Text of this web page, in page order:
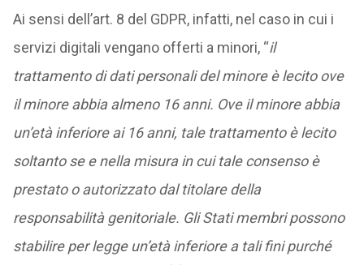
Ai sensi dell’art. 8 del GDPR, infatti, nel caso in cui i
servizi digitali vengano offerti a minori, “il
trattamento di dati personali del minore è lecito ove
il minore abbia almeno 16 anni. Ove il minore abbia
un’età inferiore ai 16 anni, tale trattamento è lecito
soltanto se e nella misura in cui tale consenso è
prestato o autorizzato dal titolare della
responsabilità genitoriale. Gli Stati membri possono
stabilire per legge un’età inferiore a tali fini purché